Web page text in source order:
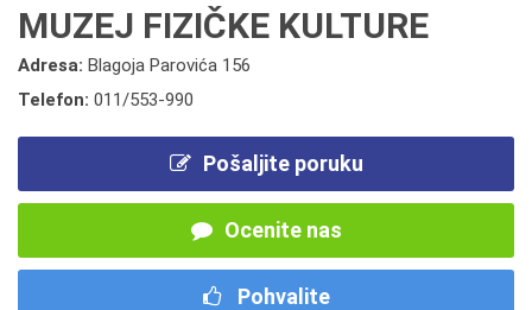
MUZEJ FIZIČKE KULTURE
Adresa: Blagoja Parovića 156
Telefon: 011/553-990
Pošaljite poruku
Ocenite nas
Pohvalite